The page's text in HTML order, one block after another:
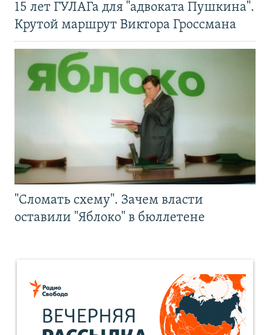
15 лет ГУЛАГа для "адвоката Пушкина".
Крутой маршрут Виктора Гроссмана
"Сломать схему". Зачем власти
оставили "Яблоко" в бюллетене